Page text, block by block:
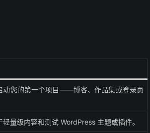
动您的第一个项目——博客、作品集或登录页
轻量级内容和测试 WordPress 主题或插件。